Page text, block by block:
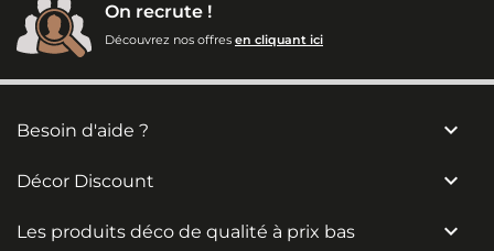
On recrute !
Découvrez nos offres en cliquant ici
Besoin d'aide ? 
Décor Discount 
Les produits déco de qualité à prix bas 